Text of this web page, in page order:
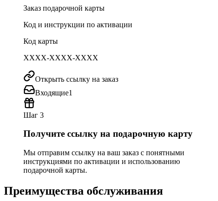
Заказ подарочной карты
Код и инструкции по активации
Код карты
XXXX-XXXX-XXXX
Открыть ссылку на заказ
Входящие1
Шаг 3
Получите ссылку на подарочную карту
Мы отправим ссылку на ваш заказ с понятными
инструкциями по активации и использованию
подарочной карты.
Преимущества обслуживания